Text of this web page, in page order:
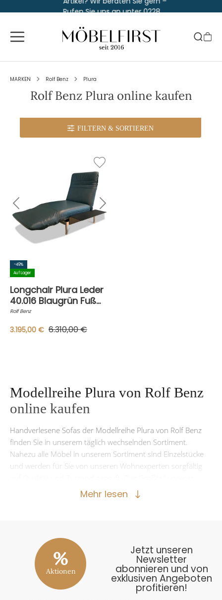
Rufen Sie uns an unter 0228
MARKEN Rolf Benz Plura
Rolf Benz Plura online kaufen
FILTERN & SORTIEREN
-49%
Auf Lager
Longchair Plura Leder
40.016 Blaugrün Fuß
Glanzchrom mit
Rolf Benz
3.195,00 € 6.310,00 €
Modellreihe Plura von Rolf Benz
online kaufen
Handverlesene Sofas der Modellreihe Plura von Rolf Benz
finden Sie in unserem täglich wechselnden Sortiment.
Nahezu alle Möbel in unserem Sortiment sind Einzelstücke
und werden für Sie von unseren Wohnexperten sorgfältig
Sortiments ist sofort verfügbar und für Sie sofort
MÖBELFIRST.DE.
Mehr lesen
%
Aktionen
Jetzt unseren
Newsletter
abonnieren und von
exklusiven Angeboten
profitieren!